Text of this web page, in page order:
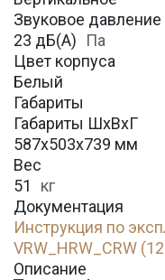
Звуковое давление
23 дБ(А)
Па
Цвет корпуса
Белый
Габариты
Габариты ШхВхГ
587х503х739 мм
Вес
51
кг
Документация
Инструкция по
VRW_HRW_CRW
Описание